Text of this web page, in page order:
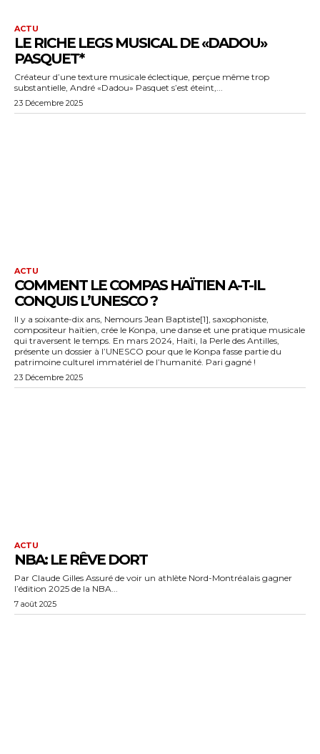
ACTU
LE RICHE LEGS MUSICAL DE «DADOU»
PASQUET*
Créateur d’une texture musicale éclectique, perçue même trop
substantielle, André «Dadou» Pasquet s’est éteint,...
23 Décembre 2025
ACTU
COMMENT LE COMPAS HAÏTIEN A-T-IL
CONQUIS L’UNESCO ?
Il y a soixante-dix ans, Nemours Jean Baptiste[1], saxophoniste,
compositeur haïtien, crée le Konpa, une danse et une pratique musicale
qui traversent le temps. En mars 2024, Haïti, la Perle des Antilles,
présente un dossier à l’UNESCO pour que le Konpa fasse partie du
patrimoine culturel immatériel de l’humanité. Pari gagné !
23 Décembre 2025
ACTU
NBA: LE RÊVE DORT
Par Claude Gilles Assuré de voir un athlète Nord-Montréalais gagner
l’édition 2025 de la NBA...
7 août 2025